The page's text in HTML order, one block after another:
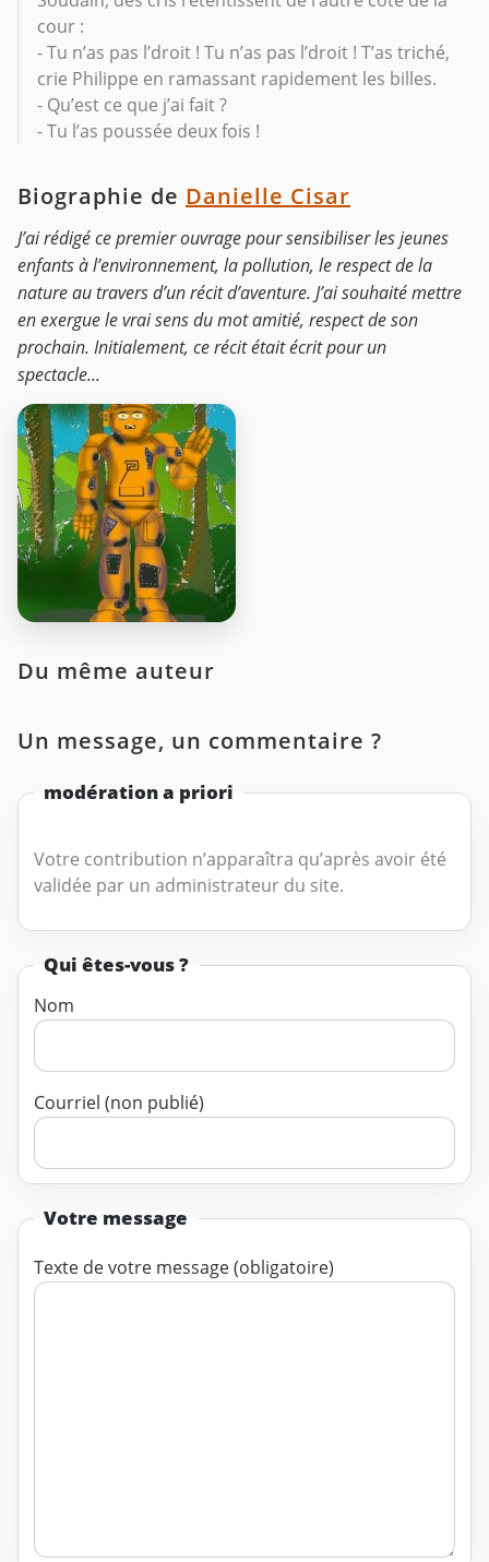
cour :
- Tu n’as pas l’droit ! Tu n’as pas l’droit ! T’as triché,
crie Philippe en ramassant rapidement les billes.
- Qu’est ce que j’ai fait ?
- Tu l’as poussée deux fois !
Biographie de Danielle Cisar
J’ai rédigé ce premier ouvrage pour sensibiliser les jeunes
enfants à l’environnement, la pollution, le respect de la
nature au travers d’un récit d’aventure. J’ai souhaité mettre
en exergue le vrai sens du mot amitié, respect de son
prochain. Initialement, ce récit était écrit pour un
spectacle...
Du même auteur
Un message, un commentaire ?
modération a priori
Votre contribution n’apparaîtra qu’après avoir été
validée par un administrateur du site.
Qui êtes-vous ?
Nom
Courriel (non publié)
Votre message
Texte de votre message (obligatoire)